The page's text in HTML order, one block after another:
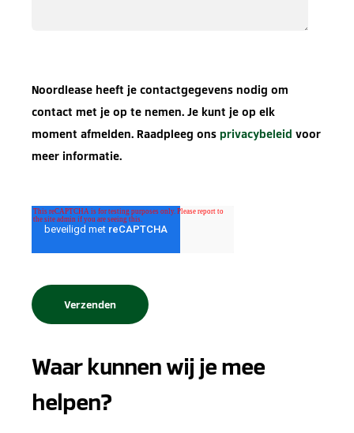
Noordlease heeft je contactgegevens nodig om
contact met je op te nemen. Je kunt je op elk
moment afmelden. Raadpleeg ons privacybeleid voor
meer informatie.
Waar kunnen wij je mee
helpen?